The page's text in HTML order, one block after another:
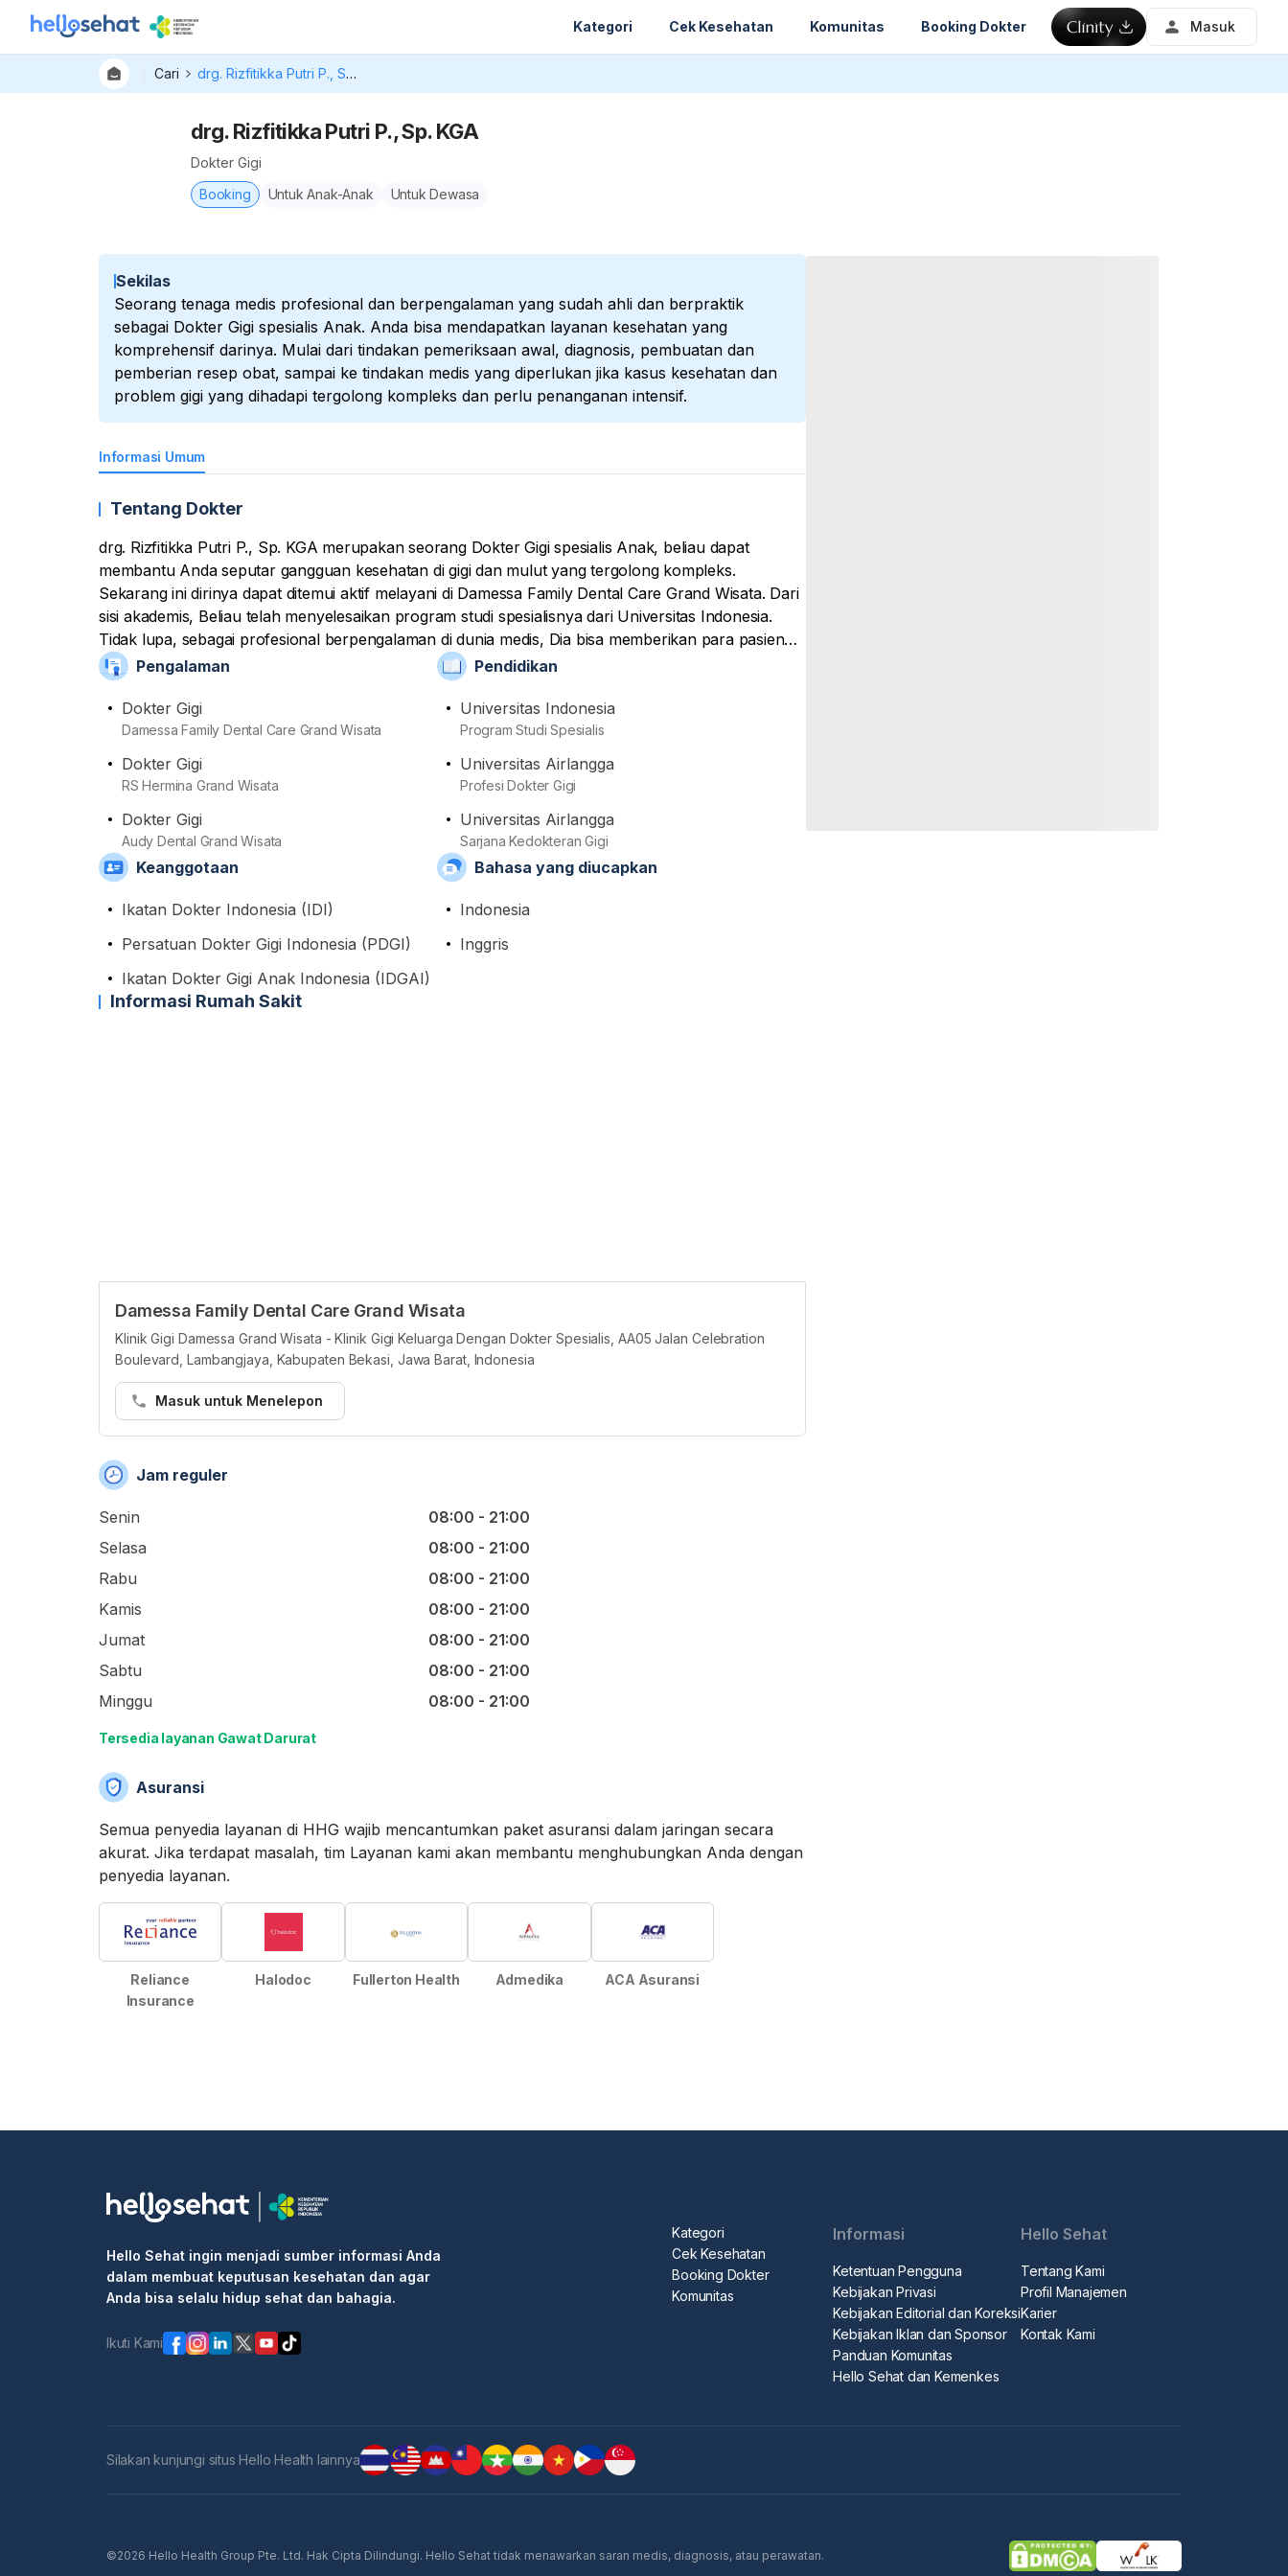
Kategori Cek Kesehatan Komunitas Booking Dokter Masuk
Cari drg. Rizfitikka Putri P., Sp. KGA
drg. Rizfitikka Putri P., Sp. KGA
Dokter Gigi
Booking
Untuk Anak-Anak Untuk Dewasa
Sekilas
Seorang tenaga medis profesional dan berpengalaman yang sudah ahli dan berpraktik
sebagai Dokter Gigi spesialis Anak. Anda bisa mendapatkan layanan kesehatan yang
komprehensif darinya. Mulai dari tindakan pemeriksaan awal, diagnosis, pembuatan dan
pemberian resep obat, sampai ke tindakan medis yang diperlukan jika kasus kesehatan dan
problem gigi yang dihadapi tergolong kompleks dan perlu penanganan intensif.
Informasi Umum
Tentang Dokter
drg. Rizfitikka Putri P., Sp. KGA merupakan seorang Dokter Gigi spesialis Anak, beliau dapat
membantu Anda seputar gangguan kesehatan di gigi dan mulut yang tergolong kompleks.
Sekarang ini dirinya dapat ditemui aktif melayani di Damessa Family Dental Care Grand Wisata. Dari
sisi akademis, Beliau telah menyelesaikan program studi spesialisnya dari Universitas Indonesia.
Tidak lupa, sebagai profesional berpengalaman di dunia medis, Dia bisa memberikan para pasien
aneka layanan kesehatan. Mulai dari pemeriksaan awal, pemberian resep obat, hingga tindakan
medis yang diperlukan. Tidak lupa, ketika berkonsultasi turut memberikan anjuran dan saran
edukatif kepada para pasien yang membutuhkan. Terakhir namanya juga terdaftar dan tercatat
sebagai anggota aktif dari organisasi Ikatan Dokter Indonesia (IDI), Persatuan Dokter Gigi Indonesia
(PDGI), dan Ikatan Dokter Gigi Anak Indonesia (IDGAI). Sementara dari sisi pengalaman, drg.
Rizfitikka Putri P., Sp. KGA pernah melayani pasien di RS Hermina Grand Wisata dan Audy Dental
Pengalaman
Dokter Gigi
Damessa Family Dental Care Grand Wisata
Dokter Gigi
RS Hermina Grand Wisata
Dokter Gigi
Audy Dental Grand Wisata
Pendidikan
Universitas Indonesia
Program Studi Spesialis
Universitas Airlangga
Profesi Dokter Gigi
Universitas Airlangga
Sarjana Kedokteran Gigi
Keanggotaan
Ikatan Dokter Indonesia (IDI)
Persatuan Dokter Gigi Indonesia (PDGI)
Ikatan Dokter Gigi Anak Indonesia (IDGAI)
Bahasa yang diucapkan
Indonesia
Inggris
Informasi Rumah Sakit
Damessa Family Dental Care Grand Wisata
Klinik Gigi Damessa Grand Wisata - Klinik Gigi Keluarga Dengan Dokter Spesialis, AA05 Jalan Celebration
Boulevard, Lambangjaya, Kabupaten Bekasi, Jawa Barat, Indonesia
Masuk untuk Menelepon
Jam reguler
Senin
08:00 - 21:00
Selasa
08:00 - 21:00
Rabu
08:00 - 21:00
Kamis
08:00 - 21:00
Jumat
08:00 - 21:00
Sabtu
08:00 - 21:00
Minggu
08:00 - 21:00
Tersedia layanan Gawat Darurat
Asuransi
Semua penyedia layanan di HHG wajib mencantumkan paket asuransi dalam jaringan secara
akurat. Jika terdapat masalah, tim Layanan kami akan membantu menghubungkan Anda dengan
penyedia layanan.
Reliance
Insurance
Halodoc Fullerton Health Admedika ACA Asuransi
Hello Sehat ingin menjadi sumber informasi Anda
dalam membuat keputusan kesehatan dan agar
Anda bisa selalu hidup sehat dan bahagia.
Ikuti Kami
Kategori
Cek Kesehatan
Booking Dokter
Komunitas
Informasi
Ketentuan Pengguna
Kebijakan Privasi
Kebijakan Editorial dan Koreksi
Kebijakan Iklan dan Sponsor
Panduan Komunitas
Hello Sehat dan Kemenkes
Hello Sehat
Tentang Kami
Profil Manajemen
Karier
Kontak Kami
Silakan kunjungi situs Hello Health lainnya
©2026 Hello Health Group Pte. Ltd. Hak Cipta Dilindungi. Hello Sehat tidak menawarkan saran medis, diagnosis, atau perawatan.